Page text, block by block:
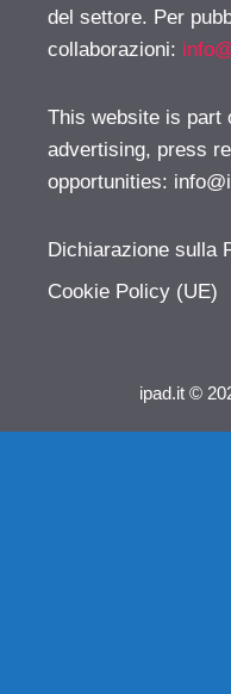
del settore. Per
collaborazioni:
This website is part
advertising, press
opportunities:
Dichiarazione sulla
Cookie Policy (UE)
ipad.it ©